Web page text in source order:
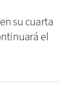
su cuarta
el